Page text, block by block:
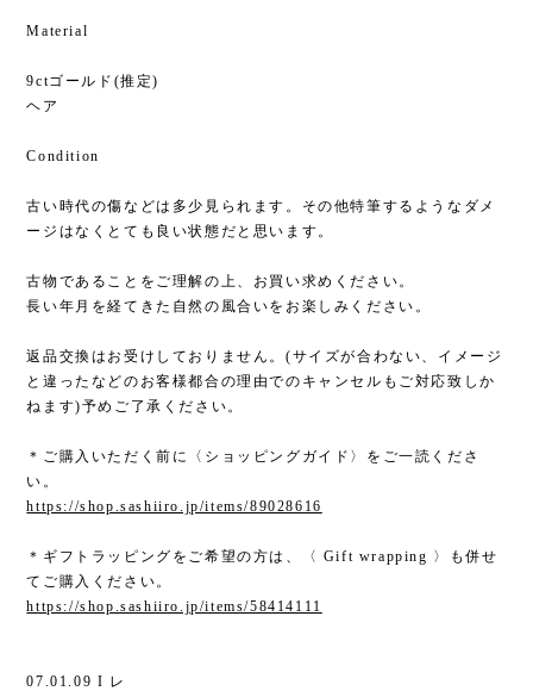
Material
9ctゴールド(推定)
ヘア
Condition
古い時代の傷などは多少見られます。その他特筆するようなダメ
ージはなくとても良い状態だと思います。
古物であることをご理解の上、お買い求めください。
長い年月を経てきた自然の風合いをお楽しみください。
返品交換はお受けしておりません。(サイズが合わない、イメージ
と違ったなどのお客様都合の理由でのキャンセルもご対応致しか
ねます)予めご了承ください。
＊ご購入いただく前に〈ショッピングガイド〉をご一読くださ
い。
https://shop.sashiiro.jp/items/89028616
＊ギフトラッピングをご希望の方は、〈 Gift wrapping 〉も併せ
てご購入ください。
https://shop.sashiiro.jp/items/58414111
07.01.09 I レ